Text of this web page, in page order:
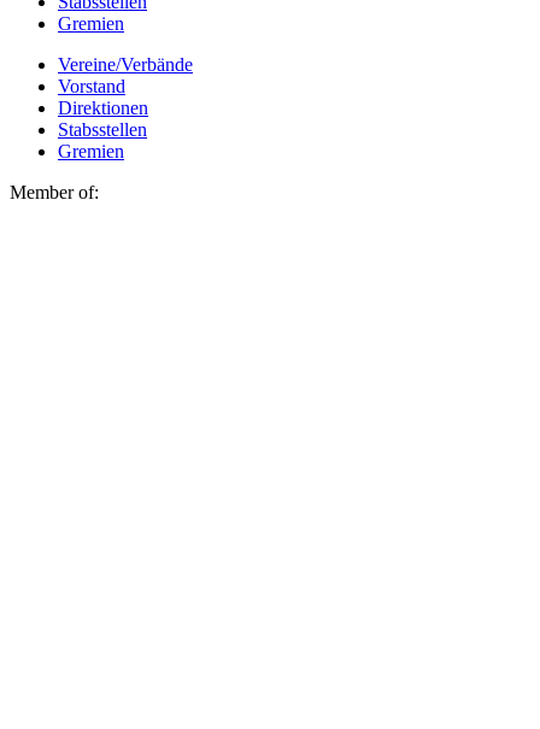
Gremien
Vereine/Verbände
Vorstand
Direktionen
Stabsstellen
Gremien
Member of: